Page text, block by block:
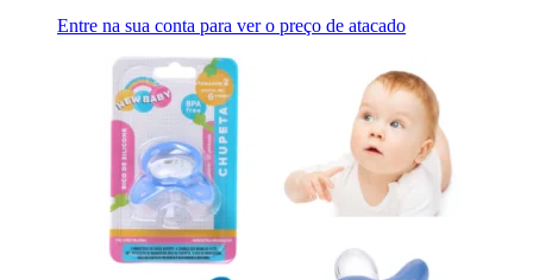
Entre na sua conta para ver o preço de atacado